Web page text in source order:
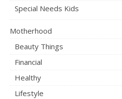
Special Needs Kids
Motherhood
Beauty Things
Financial
Healthy
Lifestyle